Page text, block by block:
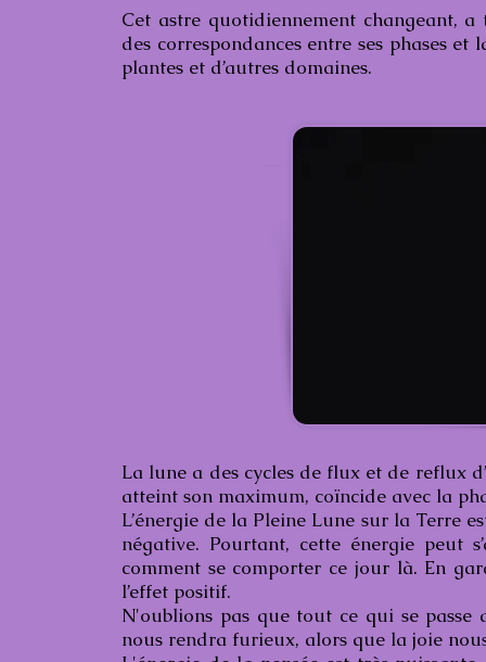
Cet astre quotidiennement changeant,
des correspondances entre ses phases
plantes et d’autres domaines.
La lune a des cycles de flux et de reflux
atteint son maximum, coïncide avec la
L’énergie de la Pleine Lune sur la Terre
négative. Pourtant, cette énergie peut
comment se comporter ce jour là. En
l’effet positif.
N'oublions pas que tout ce qui se
nous rendra furieux, alors que la joie